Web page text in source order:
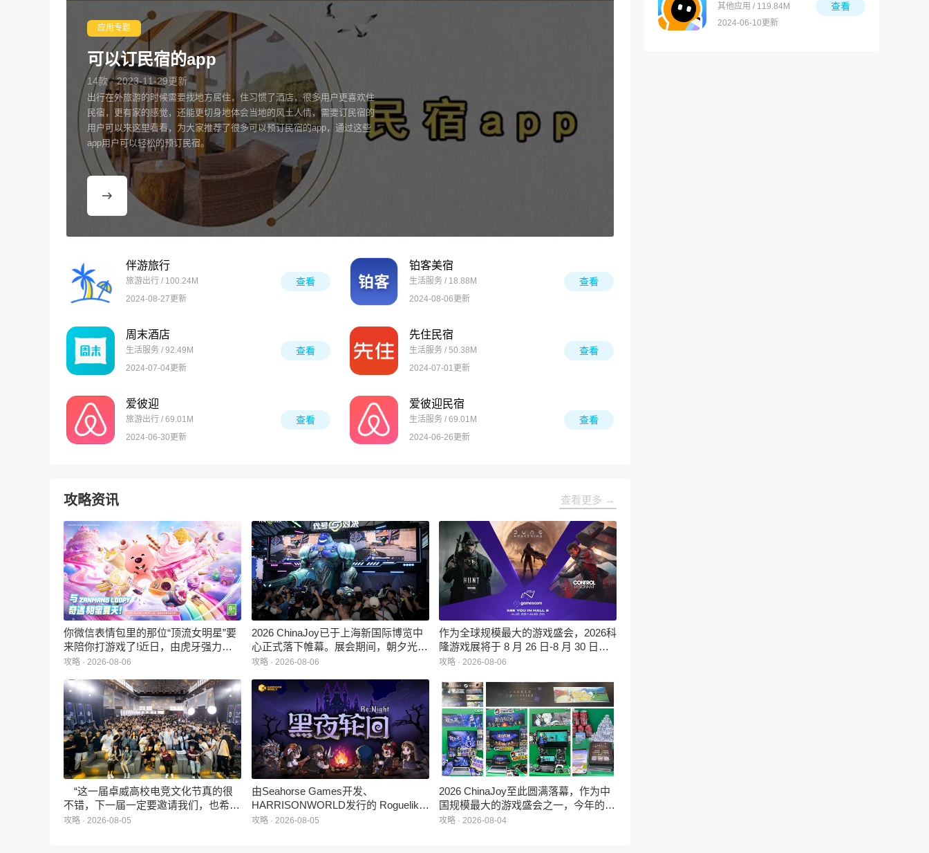
应用专题
可以订民宿的app
14款 · 2023-11-29更新
出行在外旅游的时候需要找地方居住，住习惯了酒店，很多用户更喜欢住
民宿，更有家的感觉，还能更切身地体会当地的风土人情，需要订民宿的
用户可以来这里看看，为大家推荐了很多可以预订民宿的app，通过这些
app用户可以轻松的预订民宿。
伴游旅行
旅游出行 / 100.24M
2024-08-27更新
查看
铂客美宿
生活服务 / 18.88M
2024-08-06更新
查看
周末酒店
生活服务 / 92.49M
2024-07-04更新
查看
先住民宿
生活服务 / 50.38M
2024-07-01更新
查看
爱彼迎
旅游出行 / 69.01M
2024-06-30更新
查看
爱彼迎民宿
生活服务 / 69.01M
2024-06-26更新
查看
攻略资讯 查看更多 →
你微信表情包里的那位“顶流女明星”要
来陪你打游戏了!近日，由虎牙强力发
行、正版Zanmang Loopy(赞萌露比)IP
遇》正式曝光。这款产品巧妙融合了
3D立体消除、模拟经营与丰富的互动
社交玩法，准备为广大玩家和
ZANMANG LOOPY粉丝们带来一场视
觉与味觉的双重“奇遇”。
攻略 · 2026-08-06
2026 ChinaJoy已于上海新国际博览中
心正式落下帷幕。展会期间，朝夕光年
旗下蓝海工作室自研的多英雄策略射击
相，并向玩家开放试玩。
攻略 · 2026-08-06
作为全球规模最大的游戏盛会，2026科
隆游戏展将于 8 月 26 日-8 月 30 日在
德国举行。日前，科隆游戏展官方宣
罄，这也是科隆游戏展办展史上首次出
现展位一席难求的情况。
攻略 · 2026-08-06
“这一届卓威高校电竞文化节真的很
不错，下一届一定要邀请我们，也希望
能给更多同学一个来到现场的机会。”
攻略 · 2026-08-05
由Seahorse Games开发、
HARRISONWORLD发行的 Roguelike
卡牌战棋游戏 《黑夜轮回》于2026年8
攻略 · 2026-08-05
2026 ChinaJoy至此圆满落幕，作为中
国规模最大的游戏盛会之一，今年的展
馆依旧汇聚了来自全球的游戏厂商、媒
攻略 · 2026-08-04
其他应用 / 119.84M
2024-06-10更新
查看